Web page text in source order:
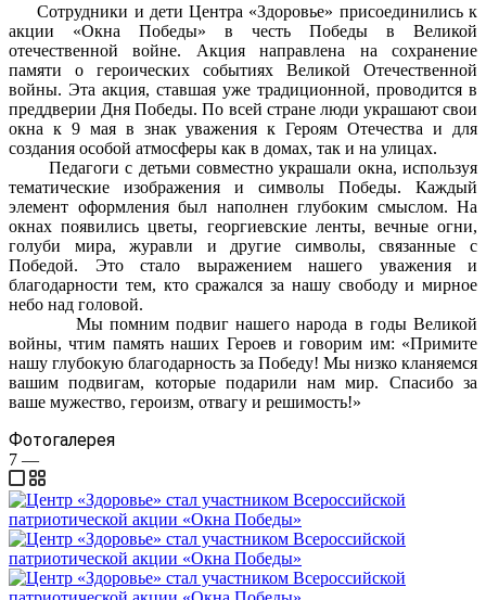
Сотрудники и дети Центра «Здоровье» присоединились к
акции «Окна Победы» в честь Победы в Великой
отечественной войне. Акция направлена на сохранение
памяти о героических событиях Великой Отечественной
войны. Эта акция, ставшая уже традиционной, проводится в
преддверии Дня Победы. По всей стране люди украшают свои
окна к 9 мая в знак уважения к Героям Отечества и для
создания особой атмосферы как в домах, так и на улицах.
Педагоги с детьми совместно украшали окна, используя
тематические изображения и символы Победы. Каждый
элемент оформления был наполнен глубоким смыслом. На
окнах появились цветы, георгиевские ленты, вечные огни,
голуби мира, журавли и другие символы, связанные с
Победой. Это стало выражением нашего уважения и
благодарности тем, кто сражался за нашу свободу и мирное
небо над головой.
Мы помним подвиг нашего народа в годы Великой
войны, чтим память наших Героев и говорим им: «Примите
нашу глубокую благодарность за Победу! Мы низко кланяемся
вашим подвигам, которые подарили нам мир. Спасибо за
ваше мужество, героизм, отвагу и решимость!»
Фотогалерея
7 —